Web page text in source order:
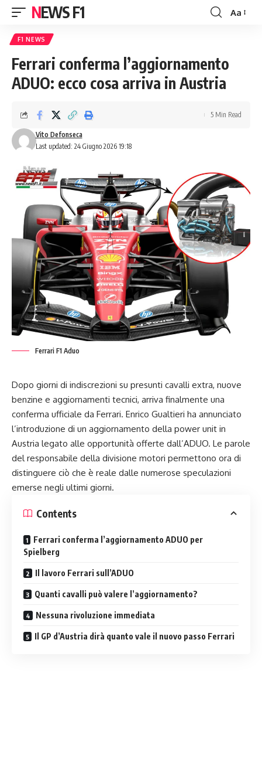
NEWS F1
Font
Aa
F1 NEWS
Ferrari conferma l’aggiornamento
ADUO: ecco cosa arriva in Austria
Last updated: 24 Giugno 2026 19:18
Vito Defonseca
5 Min Read
Ferrari F1 Aduo
Dopo giorni di indiscrezioni su presunti cavalli extra, nuove
benzine e aggiornamenti tecnici, arriva finalmente una
conferma ufficiale da Ferrari. Enrico Gualtieri ha annunciato
l’introduzione di un aggiornamento della power unit in
Austria legato alle opportunità offerte dall’ADUO. Le parole
del responsabile della divisione motori permettono ora di
distinguere ciò che è reale dalle numerose speculazioni
emerse negli ultimi giorni.
Contents
Ferrari conferma l’aggiornamento ADUO per
Spielberg
Il lavoro Ferrari sull’ADUO
Quanti cavalli può valere l’aggiornamento?
Nessuna rivoluzione immediata
Il GP d’Austria dirà quanto vale il nuovo passo Ferrari